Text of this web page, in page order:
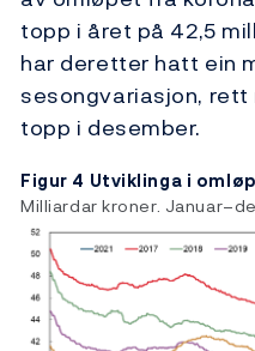
topp i året på 42,5
har deretter hatt ein
sesongvariasjon, rett
topp i desember.
Figur 4 Utviklinga i
Milliardar kroner.